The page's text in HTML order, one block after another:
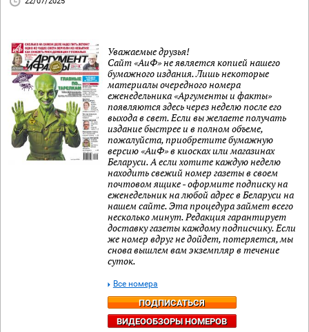
Уважаемые друзья!
Сайт «АиФ» не является копией нашего
бумажного издания. Лишь некоторые
материалы очередного номера
еженедельника «Аргументы и факты»
появляются здесь через неделю после его
выхода в свет. Если вы желаете получать
издание быстрее и в полном объеме,
пожалуйста, приобретите бумажную
версию «АиФ» в киосках или магазинах
Беларуси. А если хотите каждую неделю
находить свежий номер газеты в своем
почтовом ящике - оформите подписку на
еженедельник на любой адрес в Беларуси на
нашем сайте. Эта процедура займет всего
несколько минут. Редакция гарантирует
доставку газеты каждому подписчику. Если
же номер вдруг не дойдет, потеряется, мы
снова вышлем вам экземпляр в течение
суток.
ПОДПИСАТЬСЯ
ВИДЕООБЗОРЫ НОМЕРОВ
Все номера